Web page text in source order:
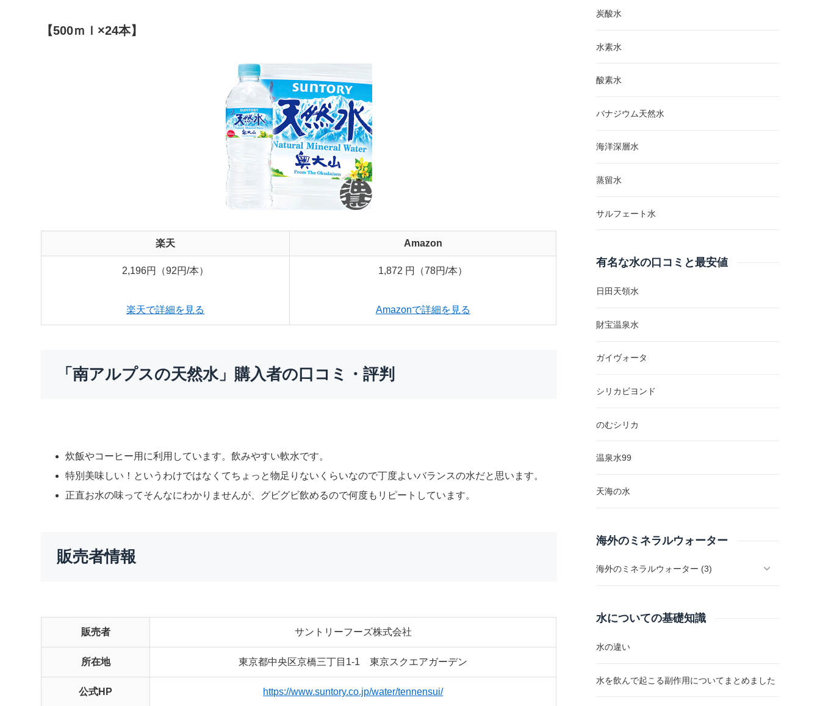
【500ｍｌ×24本】
楽天 Amazon
2,196円（92円/本）
楽天で詳細を見る
1,872 円（78円/本）
Amazonで詳細を見る
「南アルプスの天然水」購入者の口コミ・評判
炊飯やコーヒー用に利用しています。飲みやすい軟水です。
特別美味しい！というわけではなくてちょっと物足りないくらいなので丁度よいバランスの水だと思います。
正直お水の味ってそんなにわかりませんが、グビグビ飲めるので何度もリピートしています。
販売者情報
販売者 サントリーフーズ株式会社
所在地 東京都中央区京橋三丁目1-1 東京スクエアガーデン
公式HP https://www.suntory.co.jp/water/tennensui/
炭酸水
水素水
酸素水
バナジウム天然水
海洋深層水
蒸留水
サルフェート水
有名な水の口コミと最安値
日田天領水
財宝温泉水
ガイヴォータ
シリカビヨンド
のむシリカ
温泉水99
天海の水
海外のミネラルウォーター
海外のミネラルウォーター (3)
水についての基礎知識
水の違い
水を飲んで起こる副作用についてまとめました